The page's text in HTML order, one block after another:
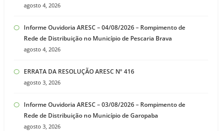
agosto 4, 2026
Informe Ouvidoria ARESC – 04/08/2026 – Rompimento de
Rede de Distribuição no Município de Pescaria Brava
agosto 4, 2026
ERRATA DA RESOLUÇÃO ARESC Nº 416
agosto 3, 2026
Informe Ouvidoria ARESC – 03/08/2026 – Rompimento de
Rede de Distribuição no Município de Garopaba
agosto 3, 2026